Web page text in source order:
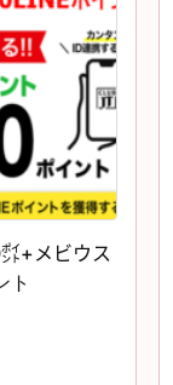
+メビウス
ト